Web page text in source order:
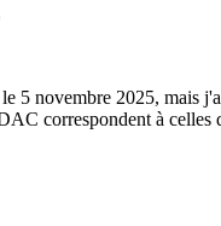
5 novembre 2025, mais
correspondent à celles